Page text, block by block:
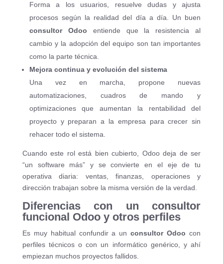
Forma a los usuarios, resuelve dudas y ajusta
procesos según la realidad del día a día. Un buen
consultor Odoo entiende que la resistencia al
cambio y la adopción del equipo son tan importantes
como la parte técnica.
Mejora continua y evolución del sistema
Una vez en marcha, propone nuevas
automatizaciones, cuadros de mando y
optimizaciones que aumentan la rentabilidad del
proyecto y preparan a la empresa para crecer sin
rehacer todo el sistema.
Cuando este rol está bien cubierto, Odoo deja de ser
“un software más” y se convierte en el eje de tu
operativa diaria: ventas, finanzas, operaciones y
dirección trabajan sobre la misma versión de la verdad.
Diferencias con un consultor
funcional Odoo y otros perfiles
Es muy habitual confundir a unconsultor Odoo con
perfiles técnicos o con un informático genérico, y ahí
empiezan muchos proyectos fallidos.